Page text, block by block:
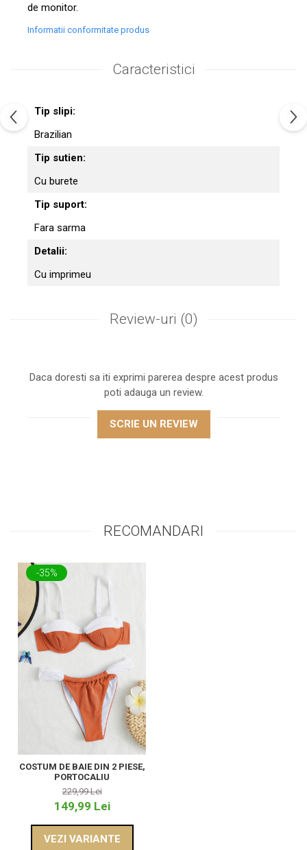
de monitor.
Informatii conformitate produs
Caracteristici
Tip slipi:
Brazilian
Tip sutien:
Cu burete
Tip suport:
Fara sarma
Detalii:
Cu imprimeu
Review-uri (0)
Daca doresti sa iti exprimi parerea despre acest produs
poti adauga un review.
SCRIE UN REVIEW
RECOMANDARI
-35%
COSTUM DE BAIE DIN 2 PIESE,
PORTOCALIU
229,99 Lei
149,99 Lei
VEZI VARIANTE